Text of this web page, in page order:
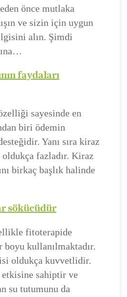
önce mutlaka
ve sizin için uygun
alın. Şimdi
faydaları
sayesinde en
biri ödemin
Yanı sıra kiraz
oldukça fazladır. Kiraz
birkaç başlık halinde
sökücüdür
fitoterapide
kullanılmaktadır.
oldukça kuvvetlidir.
etkisine sahiptir ve
su tutumunu da